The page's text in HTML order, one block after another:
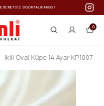
ÜCRETSIZ SIGORTALI KARGO!
0
İkili Oval Küpe 14 Ayar KP1007